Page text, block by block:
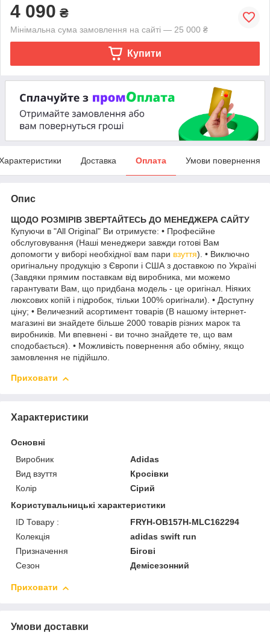
4 090 ₴
Мінімальна сума замовлення на сайті — 25 000 ₴
Купити
Доставка Оплата Умови повернення
Опис
ЩОДО РОЗМІРІВ ЗВЕРТАЙТЕСЬ ДО МЕНЕДЖЕРА САЙТУ
Купуючи в "All Original" Ви отримуєте: • Професійне
обслуговування (Наші менеджери завжди готові Вам
допомогти у виборі необхідної вам пари взуття). • Виключно
оригінальну продукцію з Європи і США з доставкою по Україні
(Завдяки прямим поставкам від виробника, ми можемо
гарантувати Вам, що придбана модель - це оригінал. Ніяких
люксових копій і підробок, тільки 100% оригінали). • Доступну
ціну; • Величезний асортимент товарів (В нашому інтернет-
магазині ви знайдете більше 2000 товарів різних марок та
виробників. Ми впевнені - ви точно знайдете те, що вам
сподобається). • Можливість повернення або обміну, якщо
замовлення не підійшло.
Приховати
Характеристики
Основні
Виробник
Adidas
Вид взуття
Кросівки
Колір
Сірий
Користувальницькі характеристики
ID Товару :
FRYH-OB157H-MLC162294
Колекція
adidas swift run
Призначення
Бігові
Сезон
Демісезонний
Приховати
Умови доставки